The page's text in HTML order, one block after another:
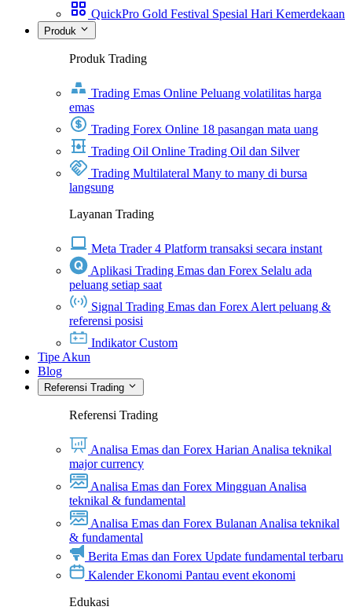
QuickPro Gold Festival Spesial Hari Kemerdekaan
Produk
Produk Trading
Trading Emas Online Peluang volatilitas harga
emas
Trading Forex Online 18 pasangan mata uang
Trading Oil Online Trading Oil dan Silver
Trading Multilateral Many to many di bursa
langsung
Layanan Trading
Meta Trader 4 Platform transaksi secara instant
Aplikasi Trading Emas dan Forex Selalu ada
peluang setiap saat
Signal Trading Emas dan Forex Alert peluang &
referensi posisi
Indikator Custom
Tipe Akun
Blog
Referensi Trading
Referensi Trading
Analisa Emas dan Forex Harian Analisa teknikal
major currency
Analisa Emas dan Forex Mingguan Analisa
teknikal & fundamental
Analisa Emas dan Forex Bulanan Analisa teknikal
& fundamental
Berita Emas dan Forex Update fundamental terbaru
Kalender Ekonomi Pantau event ekonomi
Edukasi